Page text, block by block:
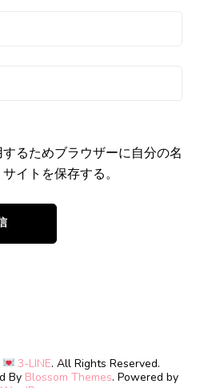
るためブラウザーに自分の名
イトを保存する。
3-LINE. All Rights Reserved.
By Blossom Themes. Powered by